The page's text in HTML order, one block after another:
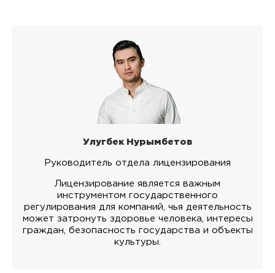
Улугбек Нурымбетов
Руководитель отдела лицензирования
Лицензирование является важным
инструментом государственного
регулирования для компаний, чья деятельность
может затронуть здоровье человека, интересы
граждан, безопасность государства и объекты
культуры.